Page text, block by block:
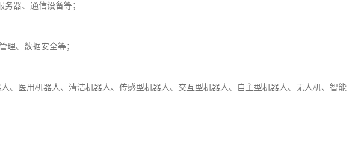
器、 通信设备等；
理、数据安全等；
、医用机器人、清洁机器人、传感型机器人、交互型机器人、自主型机器人、无人机、智能